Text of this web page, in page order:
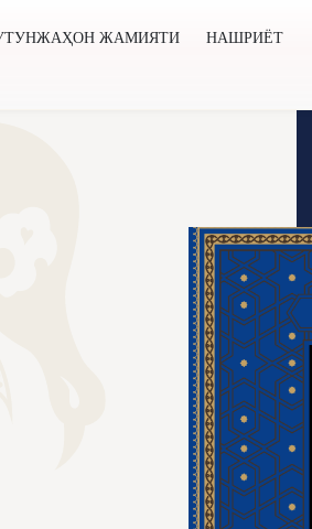
ЖАМИЯТИ
НАШРИЁТ